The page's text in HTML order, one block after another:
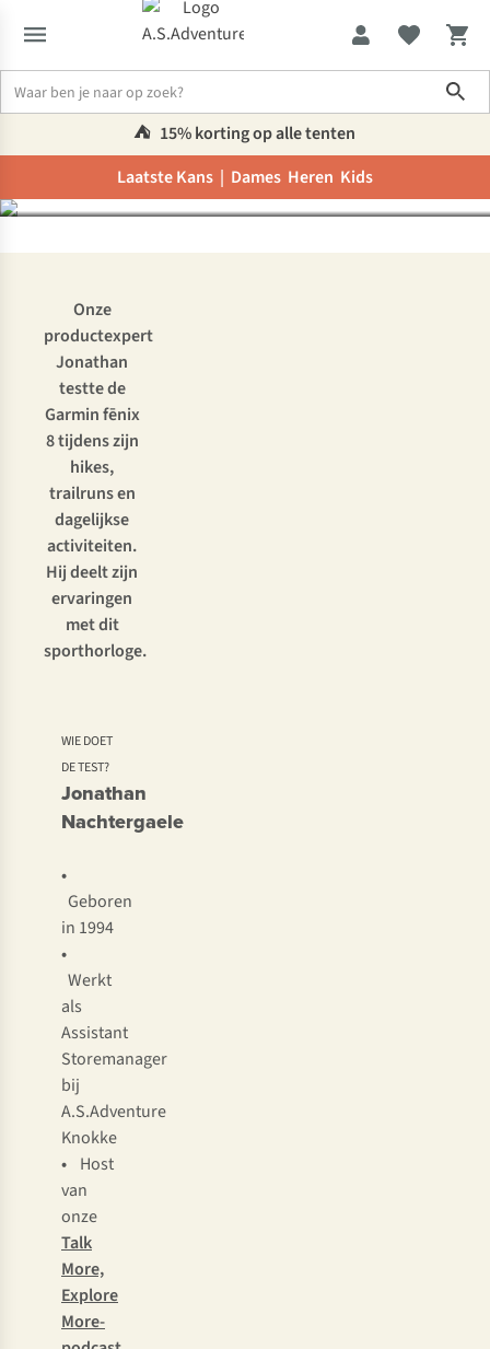
⛺️ 15% korting op alle tenten
Laatste Kans | Dames Heren Kids
Videoreview: Garmin
fēnix 8, het ultieme
sporthorloge?
Onze
productexpert
Jonathan
testte de
Garmin fēnix
8 tijdens zijn
hikes,
trailruns en
dagelijkse
activiteiten.
Hij deelt zijn
ervaringen
met dit
sporthorloge.
WIE DOET
DE TEST?
Jonathan
Nachtergaele
•
Geboren
in 1994
•
Werkt
als
Assistant
Storemanager
bij
A.S.Adventure
Knokke
• Host
van
onze
Talk
More,
Explore
More-